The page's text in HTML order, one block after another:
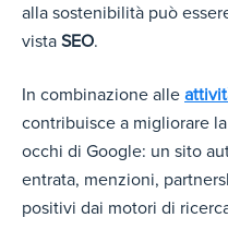
alla sostenibilità può
vista SEO.
In combinazione alle
contribuisce a migliorare la
occhi di Google: un sito
entrata, menzioni,
positivi dai motori di